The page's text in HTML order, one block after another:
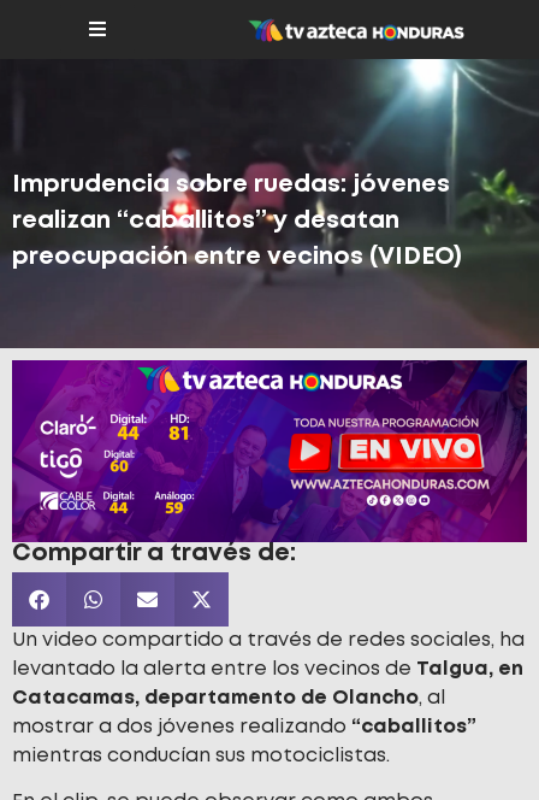
Imprudencia sobre ruedas: jóvenes
realizan “caballitos” y desatan
preocupación entre vecinos (VIDEO)
Compartir a través de:
Un video compartido a través de redes sociales, ha
levantado la alerta entre los vecinos de Talgua, en
Catacamas, departamento de Olancho, al
mostrar a dos jóvenes realizando “caballitos”
mientras conducían sus motociclistas.